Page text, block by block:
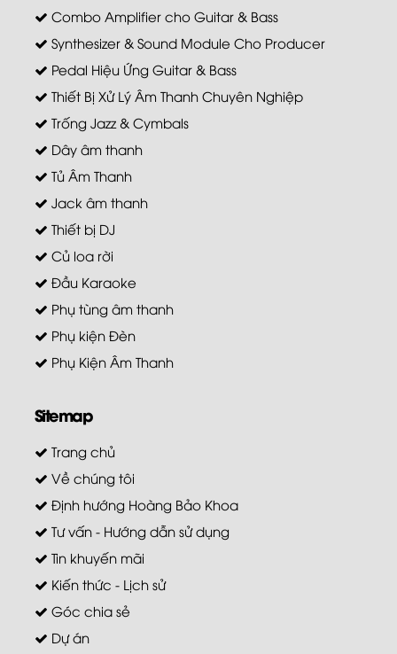
Combo Amplifier cho Guitar & Bass
Synthesizer & Sound Module Cho Producer
Pedal Hiệu Ứng Guitar & Bass
Thiết Bị Xử Lý Âm Thanh Chuyên Nghiệp
Trống Jazz & Cymbals
Dây âm thanh
Tủ Âm Thanh
Jack âm thanh
Thiết bị DJ
Củ loa rời
Đầu Karaoke
Phụ tùng âm thanh
Phụ kiện Đèn
Phụ Kiện Âm Thanh
Sitemap
Trang chủ
Về chúng tôi
Định hướng Hoàng Bảo Khoa
Tư vấn - Hướng dẫn sử dụng
Tin khuyến mãi
Kiến thức - Lịch sử
Góc chia sẻ
Dự án